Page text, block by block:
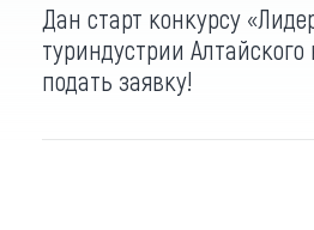
Дан старт конкурсу
туриндустрии Алтайского
подать заявку!